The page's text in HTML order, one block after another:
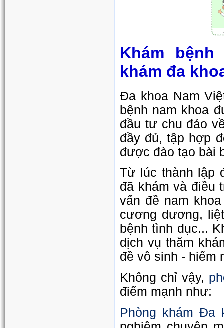
Khám
khám đa
Đa khoa Nam
bệnh nam khoa
đầu tư chu đáo
đầy đủ, tập hợp
được đào tạo bài
Từ lúc thành lập
đã khám và điều
vấn đề nam
cương dương,
bệnh tình dục...
dịch vụ thăm
đề vô sinh - hiếm
Không chỉ vậy,
điểm mạnh như:
Phòng khám Đa